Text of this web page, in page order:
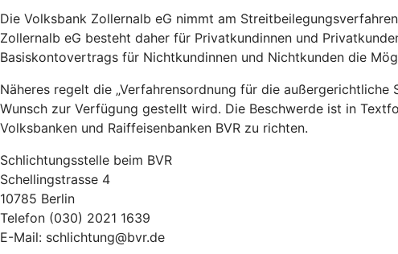
Die Volksbank Zollernalb eG nimmt am
Zollernalb eG besteht daher für Privatkundinnen und
Basiskontovertrags für Nichtkundinnen und Nichtkunden die
Näheres regelt die „Verfahrensordnung für die
Wunsch zur Verfügung gestellt wird. Die Beschwerde ist in
Volksbanken und Raiffeisenbanken BVR zu richten.
Schlichtungsstelle beim BVR
Schellingstrasse 4
10785 Berlin
Telefon (030) 2021 1639
E-Mail: schlichtung@bvr.de